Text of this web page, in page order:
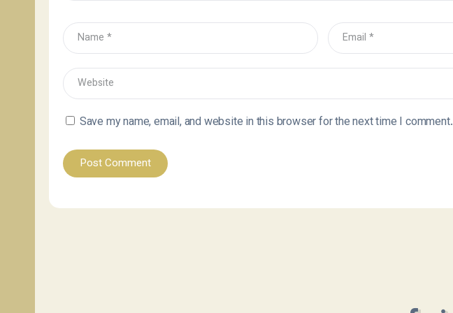
Save my name, email, and website in this browser for the next time I comment.